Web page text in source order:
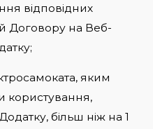
відповідних
Договору на Веб-
яким
користування,
більш ніж на 1